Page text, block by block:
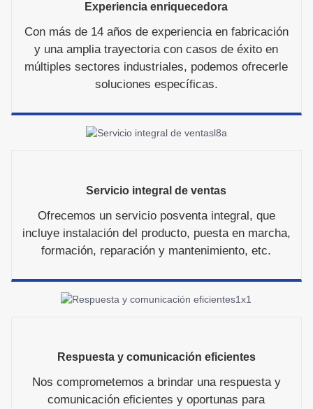
Experiencia enriquecedora
Con más de 14 años de experiencia en fabricación
y una amplia trayectoria con casos de éxito en
múltiples sectores industriales, podemos ofrecerle
soluciones específicas.
Servicio integral de ventas
Ofrecemos un servicio posventa integral, que
incluye instalación del producto, puesta en marcha,
formación, reparación y mantenimiento, etc.
Respuesta y comunicación eficientes
Nos comprometemos a brindar una respuesta y
comunicación eficientes y oportunas para